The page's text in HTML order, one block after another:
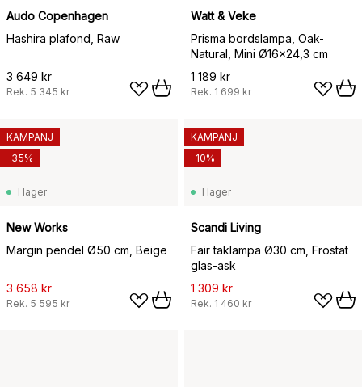
Audo Copenhagen
Hashira plafond, Raw
3 649 kr
Rek. 5 345 kr
Watt & Veke
Prisma bordslampa, Oak-
Natural, Mini Ø16x24,3 cm
1 189 kr
Rek. 1 699 kr
I lager
New Works
Margin pendel Ø50 cm, Beige
3 658 kr
Rek. 5 595 kr
KAMPANJ
-35%
I lager
Scandi Living
Fair taklampa Ø30 cm, Frostat
glas-ask
1 309 kr
Rek. 1 460 kr
KAMPANJ
-10%